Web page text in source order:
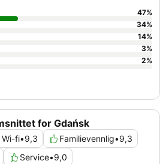
for Gdańsk
Wi-fi•9,3 Familievennlig•9,3
Service•9,0
47%
34%
14%
3%
2%